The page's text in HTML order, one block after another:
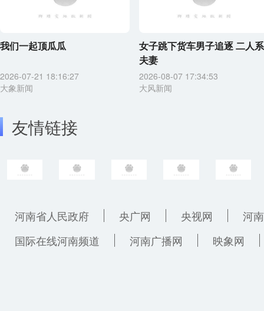
我们一起顶瓜瓜
2026-07-21 18:16:27
大象新闻
女子跳下货车男子追逐 二人系
夫妻
2026-08-07 17:34:53
大风新闻
友情链接
河南省人民政府 央广网 央视网
河
国际在线河南频道
河南广播网 映象网